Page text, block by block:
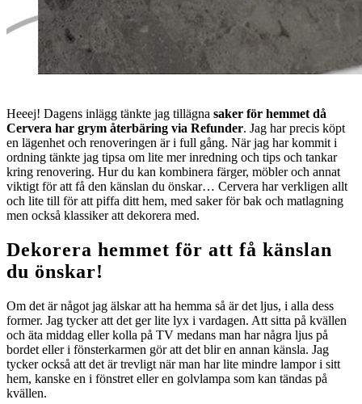
Heeej! Dagens inlägg tänkte jag tillägna saker för hemmet då
Cervera har grym återbäring via Refunder. Jag har precis köpt
en lägenhet och renoveringen är i full gång. När jag har kommit i
ordning tänkte jag tipsa om lite mer inredning och tips och tankar
kring renovering. Hur du kan kombinera färger, möbler och annat
viktigt för att få den känslan du önskar… Cervera har verkligen allt
och lite till för att piffa ditt hem, med saker för bak och matlagning
men också klassiker att dekorera med.
Dekorera hemmet för att få känslan
du önskar!
Om det är något jag älskar att ha hemma så är det ljus, i alla dess
former. Jag tycker att det ger lite lyx i vardagen. Att sitta på kvällen
och äta middag eller kolla på TV medans man har några ljus på
bordet eller i fönsterkarmen gör att det blir en annan känsla. Jag
tycker också att det är trevligt när man har lite mindre lampor i sitt
hem, kanske en i fönstret eller en golvlampa som kan tändas på
kvällen.